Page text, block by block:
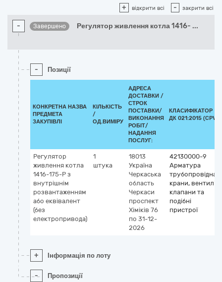
+ відкрити всі - закрити всі
- Завершено Регулятор живлення котла 1416- ...
- Позиції
КОНКРЕТНА НАЗВА
ПРЕДМЕТА
ЗАКУПІВЛІ
КІЛЬКІСТЬ
/
ОД.ВИМІРУ
АДРЕСА
ДОСТАВКИ /
СТРОК
ПОСТАВКИ/
ВИКОНАННЯ
РОБІТ/
НАДАННЯ
ПОСЛУГ:
КЛАСИФІКАТОР
ДК 021:2015 (CPV)
Регулятор
живлення котла
1416-175-Р з
внутрішнім
розвантаженням
або еквівалент
(без
електропривода)
1
штука
18013
Україна
Черкаська
область
Черкаси
проспект
Хіміків 76
по 31-12-
2026
42130000-9
Арматура
трубопровідна:
крани, вентилі,
клапани та
подібні
пристрої
+ Інформація по лоту
- Пропозиції